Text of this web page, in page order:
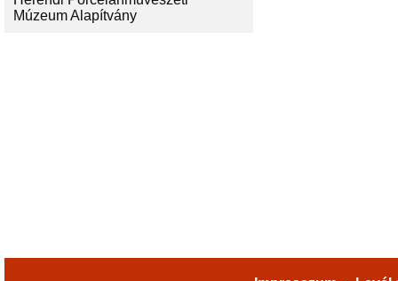
Múzeum Alapítvány